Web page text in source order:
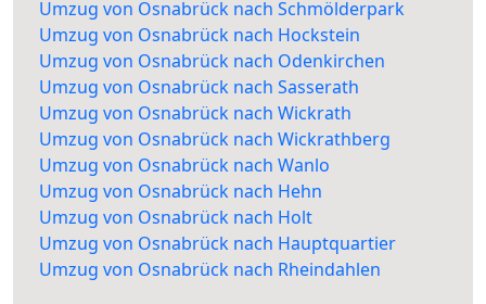
Umzug von Osnabrück nach Schmölderpark
Umzug von Osnabrück nach Hockstein
Umzug von Osnabrück nach Odenkirchen
Umzug von Osnabrück nach Sasserath
Umzug von Osnabrück nach Wickrath
Umzug von Osnabrück nach Wickrathberg
Umzug von Osnabrück nach Wanlo
Umzug von Osnabrück nach Hehn
Umzug von Osnabrück nach Holt
Umzug von Osnabrück nach Hauptquartier
Umzug von Osnabrück nach Rheindahlen